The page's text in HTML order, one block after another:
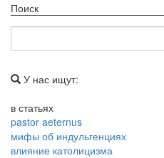
Поиск
У нас ищут:
в статьях
pastor aeternus
мифы об индульгенциях
влияние католицизма